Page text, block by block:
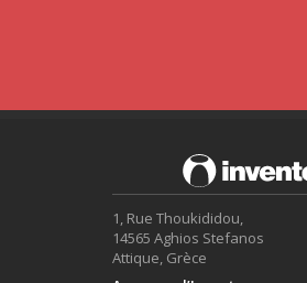
1, Rue Thoukididou,
14565 Aghios Stefanos
Attique, Grèce